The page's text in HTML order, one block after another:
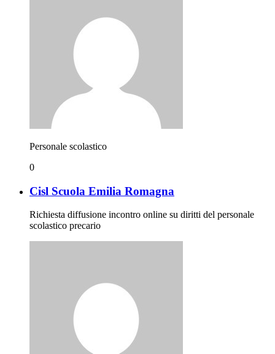
Personale scolastico
0
Cisl Scuola Emilia Romagna
Richiesta diffusione incontro online su diritti del personale
scolastico precario